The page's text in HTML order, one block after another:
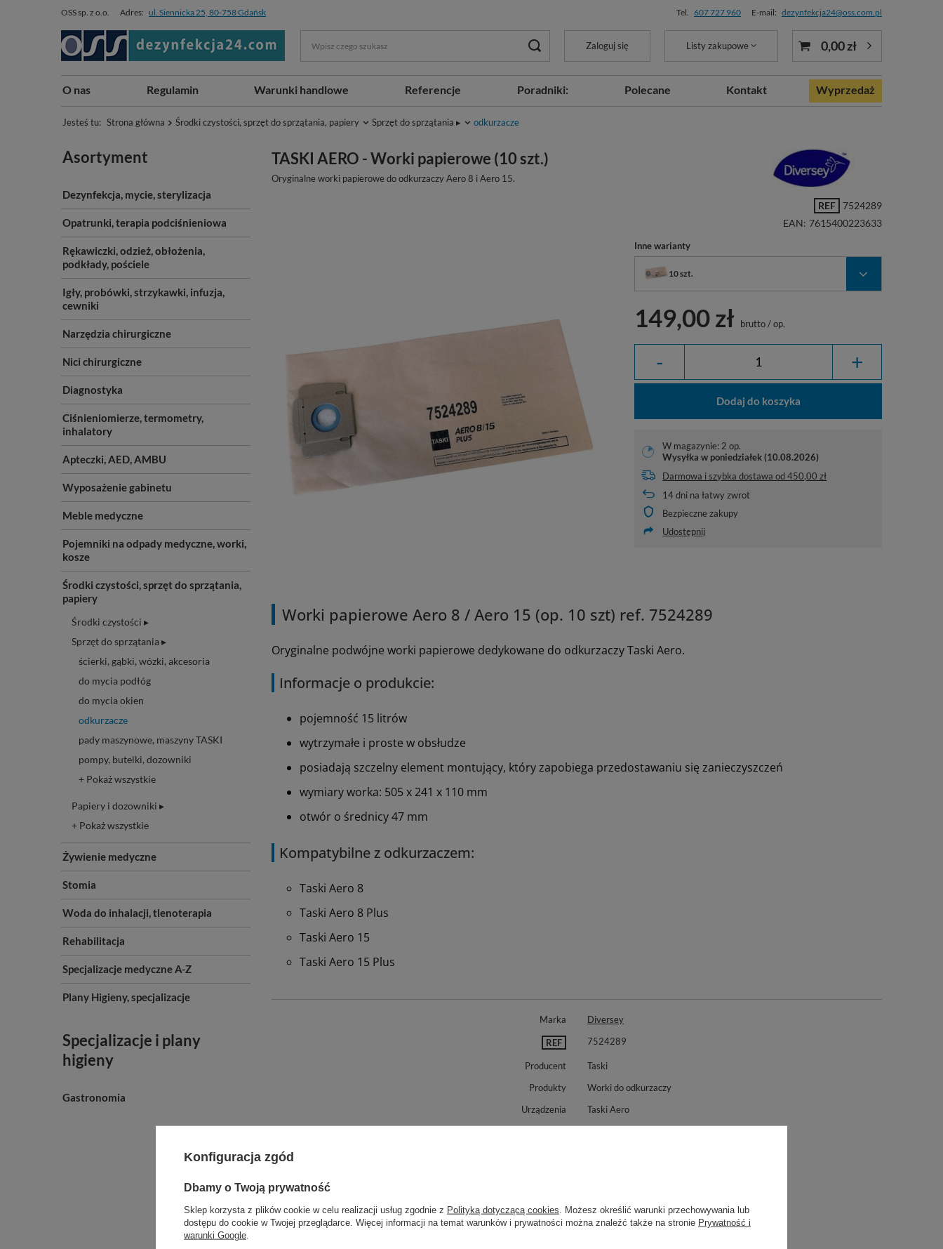
OSS sp. z o.o. Adres: ul. Siennicka 25, 80-758 Gdańsk Tel. 607 727 960 E-mail: dezynfekcja24@oss.com.pl
Zaloguj się Listy zakupowe 0,00 zł
O nas Regulamin Warunki handlowe Referencje Poradniki: Polecane Kontakt Wyprzedaż
Jesteś tu: Strona główna Środki czystości, sprzęt do sprzątania, papiery Sprzęt do sprzątania ▸ odkurzacze
Asortyment
Dezynfekcja, mycie, sterylizacja
Opatrunki, terapia podciśnieniowa
Rękawiczki, odzież, obłożenia,
podkłady, pościele
Igły, probówki, strzykawki, infuzja,
cewniki
Narzędzia chirurgiczne
Nici chirurgiczne
Diagnostyka
Ciśnieniomierze, termometry,
inhalatory
Apteczki, AED, AMBU
Wyposażenie gabinetu
Meble medyczne
Pojemniki na odpady medyczne, worki,
kosze
Środki czystości, sprzęt do sprzątania,
papiery
Środki czystości ▸
Sprzęt do sprzątania ▸
ścierki, gąbki, wózki, akcesoria
do mycia podłóg
do mycia okien
odkurzacze
pady maszynowe, maszyny TASKI
pompy, butelki, dozowniki
+ Pokaż wszystkie
Papiery i dozowniki ▸
+ Pokaż wszystkie
Żywienie medyczne
Stomia
Woda do inhalacji, tlenoterapia
Rehabilitacja
Specjalizacje medyczne A-Z
Plany Higieny, specjalizacje
Specjalizacje i plany
higieny
Gastronomia
TASKI AERO - Worki papierowe (10 szt.)
Oryginalne worki papierowe do odkurzaczy Aero 8 i Aero 15.
REF
7524289
EAN: 7615400223633
Inne warianty
10 szt.
149,00 zł brutto/op.
- +
Dodaj do koszyka
W magazynie: 2 op.
Wysyłkaw poniedziałek (10.08.2026)
Darmowa i szybka dostawa od450,00 zł
14dni na łatwy zwrot
Bezpieczne zakupy
Udostępnij
Worki papierowe Aero 8 / Aero 15 (op. 10 szt) ref. 7524289
Oryginalne podwójne worki papierowe dedykowane do odkurzaczy Taski Aero.
Informacje o produkcie:
pojemność 15 litrów
wytrzymałe i proste w obsłudze
posiadają szczelny element montujący, który zapobiega przedostawaniu się zanieczyszczeń
wymiary worka: 505 x 241 x 110 mm
otwór o średnicy 47 mm
Kompatybilne z odkurzaczem:
Taski Aero 8
Taski Aero 8 Plus
Taski Aero 15
Taski Aero 15 Plus
Marka Diversey
REF 7524289
Producent
Taski
Produkty
Worki do odkurzaczy
Urządzenia
Taski Aero
Proponujemy również:
Konfiguracja zgód
Dbamy o Twoją prywatność
Sklep korzysta z plików cookie w celu realizacji usług zgodnie z Polityką dotyczącą cookies . Możesz określić warunki przechowywania lub
dostępu do cookie w Twojej przeglądarce. Więcej informacji na temat warunków i prywatności można znaleźć także na stronie Prywatność i
warunki Google